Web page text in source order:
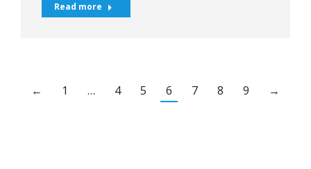
Read more
← 1 … 4 5 6 7 8 9 →